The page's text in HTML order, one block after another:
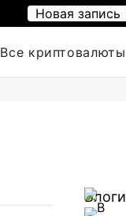
Новая запись
Все криптовалюты
Блоги